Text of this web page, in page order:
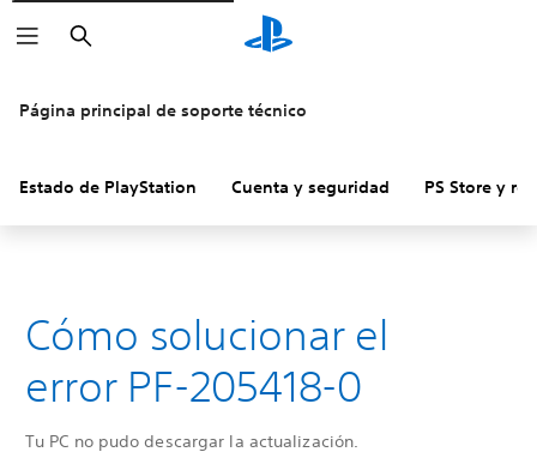
Buscar
Página principal de soporte técnico
Estado de PlayStation Cuenta y seguridad PS Store y
Cómo solucionar el
error PF-205418-0
Tu PC no pudo descargar la actualización.